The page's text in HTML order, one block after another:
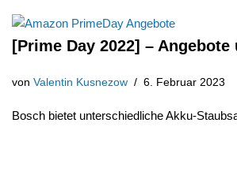
[Prime Day 2022] –
von Valentin Kusnezow 6. Februar 2023
Bosch bietet unterschiedliche Akku-